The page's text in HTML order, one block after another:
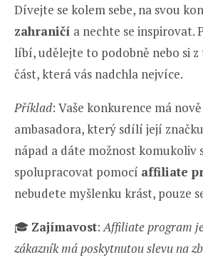
Dívejte se kolem sebe, na svou
zahraničí a nechte se inspirovat.
líbí, udělejte to podobně nebo si
část, která vás nadchla nejvíce.
Příklad: Vaše konkurence má
ambasadora, který sdílí její
nápad a dáte možnost komukoliv
spolupracovat pomocí affiliate
nebudete myšlenku krást, pouze
🎓 Zajímavost:Affiliate program
zákazník má poskytnutou slevu na